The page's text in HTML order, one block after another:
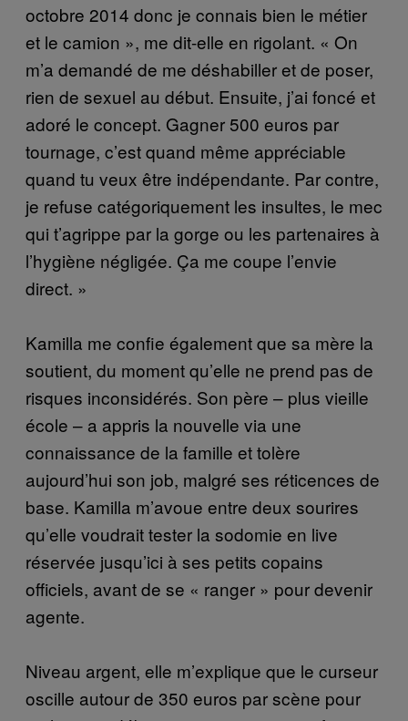
octobre 2014 donc je connais bien le métier
et le camion », me dit-elle en rigolant. « On
m’a demandé de me déshabiller et de poser,
rien de sexuel au début. Ensuite, j’ai foncé et
adoré le concept. Gagner 500 euros par
tournage, c’est quand même appréciable
quand tu veux être indépendante. Par contre,
je refuse catégoriquement les insultes, le mec
qui t’agrippe par la gorge ou les partenaires à
l’hygiène négligée. Ça me coupe l’envie
direct. »
Kamilla me confie également que sa mère la
soutient, du moment qu’elle ne prend pas de
risques inconsidérés. Son père – plus vieille
école – a appris la nouvelle via une
connaissance de la famille et tolère
aujourd’hui son job, malgré ses réticences de
base. Kamilla m’avoue entre deux sourires
qu’elle voudrait tester la sodomie en live
réservée jusqu’ici à ses petits copains
officiels, avant de se « ranger » pour devenir
agente.
Niveau argent, elle m’explique que le curseur
oscille autour de 350 euros par scène pour